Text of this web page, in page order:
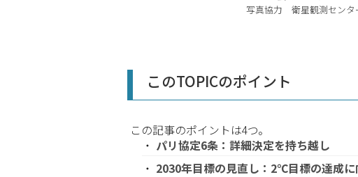
写真協力 衛星観測センタ
このTOPICのポイント
この記事のポイントは4つ。
パリ協定6条：詳細決定を持ち越し
2030年目標の見直し：2℃目標の達成に